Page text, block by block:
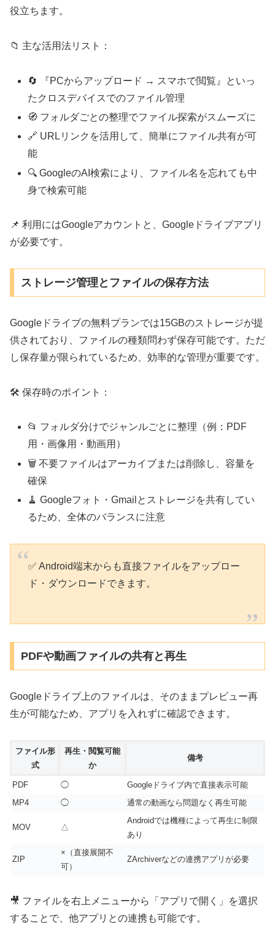
役立ちます。
📁 主な活用法リスト：
🔄 『PCからアップロード → スマホで閲覧』といっ
たクロスデバイスでのファイル管理
🧭 フォルダごとの整理でファイル探索がスムーズに
🔗 URLリンクを活用して、簡単にファイル共有が可
能
🔍 GoogleのAI検索により、ファイル名を忘れても中
身で検索可能
📌 利用にはGoogleアカウントと、Googleドライブアプリ
が必要です。
ストレージ管理とファイルの保存方法
Googleドライブの無料プランでは15GBのストレージが提
供されており、ファイルの種類問わず保存可能です。ただ
し保存量が限られているため、効率的な管理が重要です。
🛠 保存時のポイント：
📂 フォルダ分けでジャンルごとに整理（例：PDF
用・画像用・動画用）
🗑️ 不要ファイルはアーカイブまたは削除し、容量を
確保
🧹 Googleフォト・Gmailとストレージを共有してい
るため、全体のバランスに注意
✅ Android端末からも直接ファイルをアップロー
ド・ダウンロードできます。
PDFや動画ファイルの共有と再生
Googleドライブ上のファイルは、そのままプレビュー再
生が可能なため、アプリを入れずに確認できます。
ファイル形
式
再生・閲覧可能
か
備考
PDF ◯
Googleドライブ内で直接表示可能
MP4
◯ 通常の動画なら問題なく再生可能
MOV △
Androidでは機種によって再生に制限
あり
ZIP
×（直接展開不
可）
ZArchiverなどの連携アプリが必要
🎥 ファイルを右上メニューから「アプリで開く」を選択
することで、他アプリとの連携も可能です。